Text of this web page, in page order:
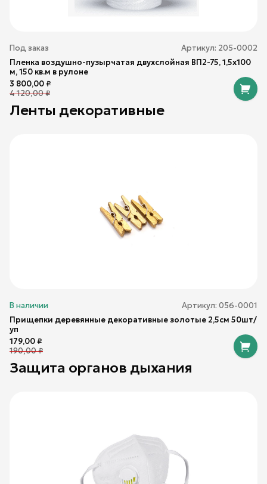
Под заказ Артикул: 205-0002
Пленка воздушно-пузырчатая двухслойная ВП2-75, 1,5х100
м, 150 кв.м в рулоне
3 800,00₽
4 120,00₽
Ленты декоративные
В наличии Артикул: 056-0001
Прищепки деревянные декоративные золотые 2,5см 50шт/
уп
179,00₽
190,00₽
Защита органов дыхания